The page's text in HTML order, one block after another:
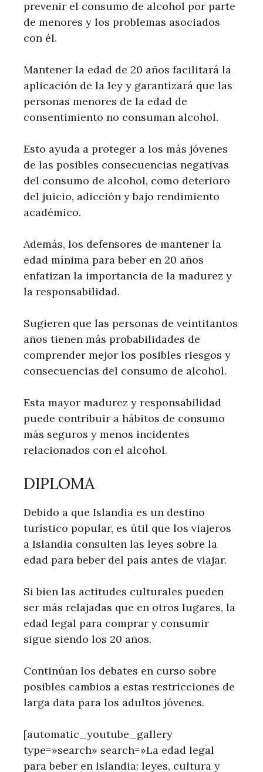
prevenir el consumo de alcohol por parte
de menores y los problemas asociados
con él.
Mantener la edad de 20 años facilitará la
aplicación de la ley y garantizará que las
personas menores de la edad de
consentimiento no consuman alcohol.
Esto ayuda a proteger a los más jóvenes
de las posibles consecuencias negativas
del consumo de alcohol, como deterioro
del juicio, adicción y bajo rendimiento
académico.
Además, los defensores de mantener la
edad mínima para beber en 20 años
enfatizan la importancia de la madurez y
la responsabilidad.
Sugieren que las personas de veintitantos
años tienen más probabilidades de
comprender mejor los posibles riesgos y
consecuencias del consumo de alcohol.
Esta mayor madurez y responsabilidad
puede contribuir a hábitos de consumo
más seguros y menos incidentes
relacionados con el alcohol.
DIPLOMA
Debido a que Islandia es un destino
turístico popular, es útil que los viajeros
a Islandia consulten las leyes sobre la
edad para beber del país antes de viajar.
Si bien las actitudes culturales pueden
ser más relajadas que en otros lugares, la
edad legal para comprar y consumir
sigue siendo los 20 años.
Continúan los debates en curso sobre
posibles cambios a estas restricciones de
larga data para los adultos jóvenes.
[automatic_youtube_gallery
type=»search» search=»La edad legal
para beber en Islandia: leyes, cultura y